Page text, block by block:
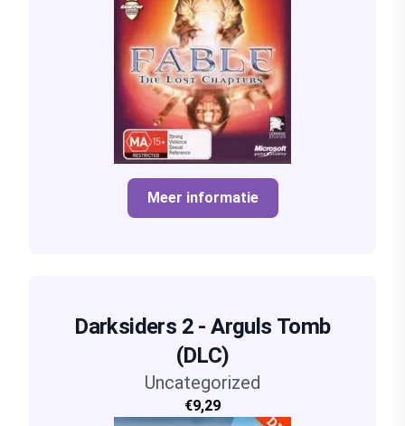
Meer informatie
Darksiders 2 - Arguls Tomb
(DLC)
Uncategorized
€9,29